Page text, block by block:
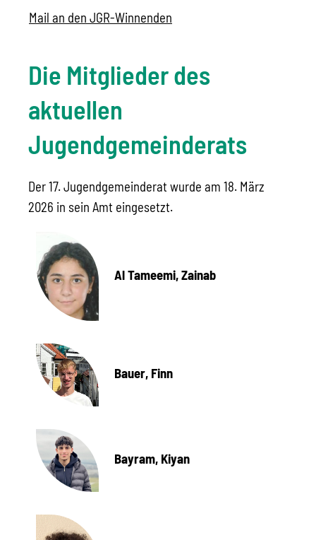
Mail an den JGR-Winnenden
Die Mitglieder des
aktuellen
Jugendgemeinderats
Der 17. Jugendgemeinderat wurde am 18. März
2026 in sein Amt eingesetzt.
Al Tameemi, Zainab
Bauer, Finn
Bayram, Kiyan